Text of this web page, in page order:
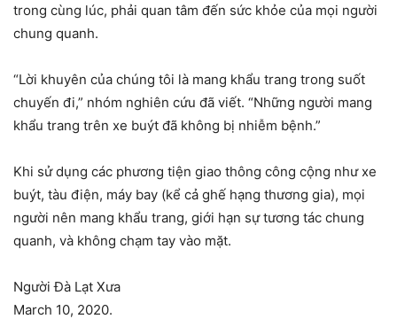
trong cùng lúc, phải quan tâm đến sức khỏe của mọi người
chung quanh.
“Lời khuyên của chúng tôi là mang khẩu trang trong suốt
chuyến đi,” nhóm nghiên cứu đã viết. “Những người mang
khẩu trang trên xe buýt đã không bị nhiễm bệnh.”
Khi sử dụng các phương tiện giao thông công cộng như xe
buýt, tàu điện, máy bay (kể cả ghế hạng thương gia), mọi
người nên mang khẩu trang, giới hạn sự tương tác chung
quanh, và không chạm tay vào mặt.
Người Đà Lạt Xưa
March 10, 2020.